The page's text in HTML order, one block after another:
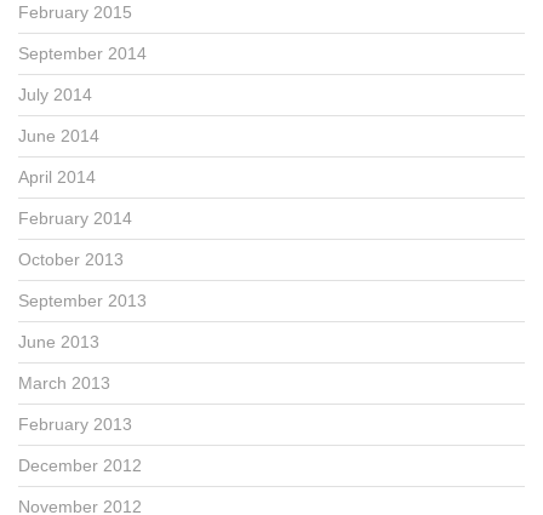
February 2015
September 2014
July 2014
June 2014
April 2014
February 2014
October 2013
September 2013
June 2013
March 2013
February 2013
December 2012
November 2012